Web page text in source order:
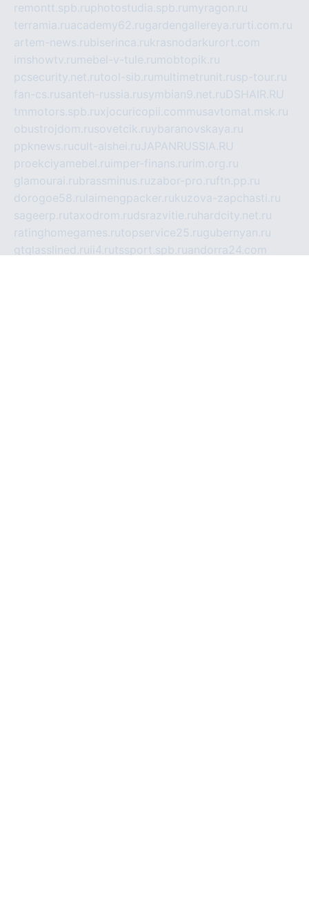
remontt.spb.ruphotostudia.spb.ru myragon.ru
terramia.ruacademy62.rugardengallereya.ru rti.com.ru
artem-news.rubiserinca.rukrasnodarkurort.com
imshowtv.ru mebel-v-tule.ru mobtopik.ru
pcsecurity.net.rutool-sib.ru multimetrunit.rusp-tour.ru
fan-cs.rusanteh-russia.rusymbian9.net.ruDSHAIR.RU
tmmotors.spb.ruxjocuricopii.com musavtomat.msk.ru
obustrojdom.rusovetcik.ruybaranovskaya.ru
ppknews.rucult-alshei.ruJAPANRUSSIA.RU
proekciyamebel.ru imper-finans.ru rim.org.ru
glamourai.rubrassminus.ruzabor-pro.ruftn.pp.ru
dorogoe58.ru laimengpacker.rukuzova-zapchasti.ru
sageerp.rutaxodrom.rudsrazvitie.ru hardcity.net.ru
ratinghomegames.rutopservice25.rugubernyan.ru
gtglasslined.ru ii4.rutssport.spb.ruandorra24.com